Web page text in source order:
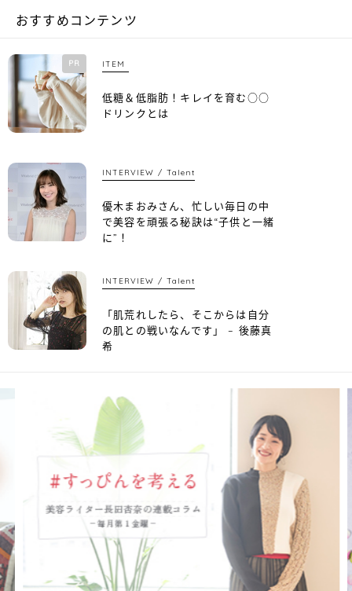
おすすめコンテンツ
PR ITEM
低糖＆低脂肪！キレイを育む○○
ドリンクとは
INTERVIEW Talent
優木まおみさん、忙しい毎日の中
で美容を頑張る秘訣は“子供と一緒
に”！
INTERVIEW Talent
「肌荒れしたら、そこからは自分
の肌との戦いなんです」 – 後藤真
希